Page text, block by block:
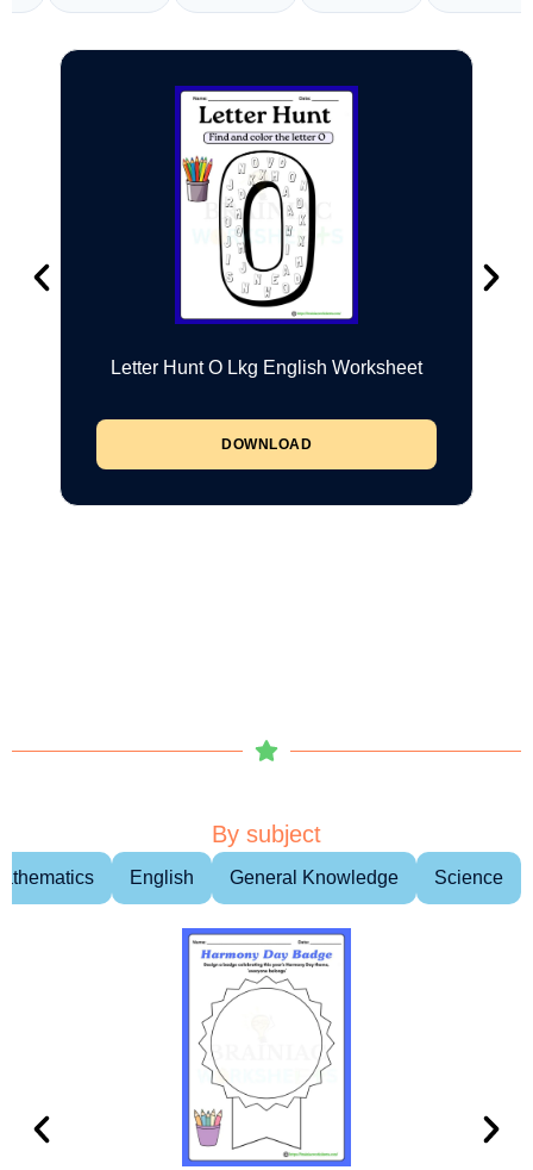
Letter Hunt O Lkg English Worksheet
DOWNLOAD
By subject
English General Knowledge Science